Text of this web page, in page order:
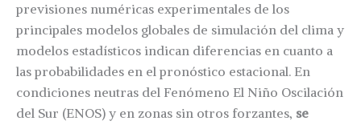
previsiones numéricas experimentales de los
principales modelos globales de simulación del clima y
modelos estadísticos indican diferencias en cuanto a
las probabilidades en el pronóstico estacional. En
condiciones neutras del Fenómeno El Niño Oscilación
del Sur (ENOS) y en zonas sin otros forzantes, se